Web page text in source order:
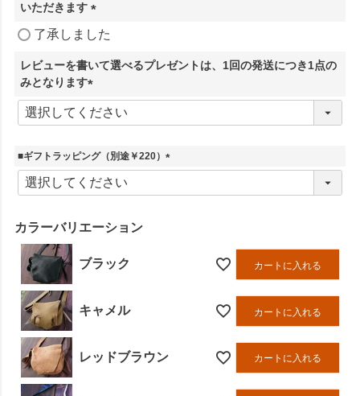
いただきます
必
須
)
了承しました
レビューを書いて選べるプレゼントは、1回の発送につき1点の
みとなります
(
必
)
■ギフトラッピング（別途￥220）
(
カラーバリエーション
ブラック カートに入れる
キャメル カートに入れる
レッドブラウン カートに入れる